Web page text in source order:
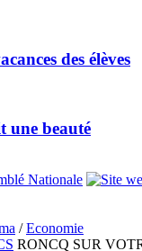
des élèves
une beauté
/Economie
RONCQ SUR